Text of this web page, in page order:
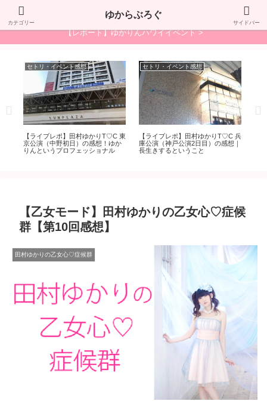
"ゆかり"が"LOVE"な"ブログ"で、ゆからぶろぐ！
【レポート】ゆかりんハワイイベント >
セトリ・イベント感想
【ライブレポ】田村ゆかりT♡C 東
京公演（中野初日）の感想！ゆか
りんというプロフェッショナル
セトリ・イベント感想
【ライブレポ】田村ゆかりT♡C 兵
庫公演（神戸公演2日目）の感想｜
長生きするということ
【乙女モード】田村ゆかりの乙女心♡症候
群【第10回感想】
田村ゆかりの乙女心♡症候群
カテゴリー
ゆからぶろぐ
サイドバー